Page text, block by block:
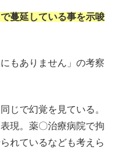
蔓延している事を示唆
もありません」の考察
じで幻覚を見ている。
現。薬〇治療病院で拘
れているなども考えら